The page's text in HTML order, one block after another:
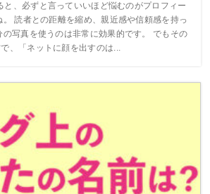
と、必ずと言っていいほど悩むのがプロフィー
。 読者との距離を縮め、親近感や信頼感を持っ
の写真を使うのは非常に効果的です。 でもその
、「ネットに顔を出すのは...